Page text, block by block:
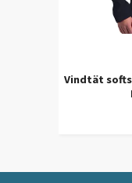
Vindtät